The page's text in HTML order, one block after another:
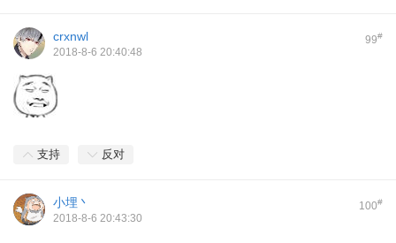
99#
crxnwl
2018-8-6 20:40:48
支持 反对
100#
小埋丶
2018-8-6 20:43:30